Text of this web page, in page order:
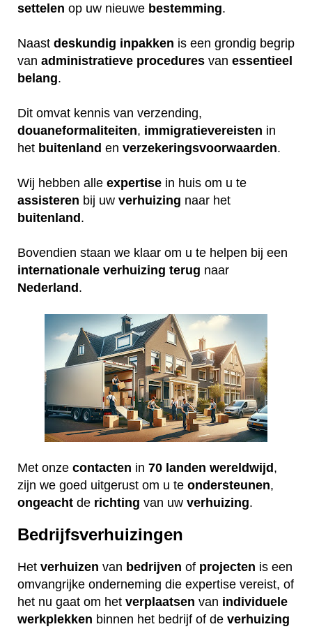
settelen op uw nieuwe bestemming.
Naast deskundig inpakken is een grondig begrip
van administratieve procedures van essentieel
belang.
Dit omvat kennis van verzending,
douaneformaliteiten, immigratievereisten in
het buitenland en verzekeringsvoorwaarden.
Wij hebben alle expertise in huis om u te
assisteren bij uw verhuizing naar het
buitenland.
Bovendien staan we klaar om u te helpen bij een
internationale verhuizing terug naar
Nederland.
Met onze contacten in 70 landen wereldwijd,
zijn we goed uitgerust om u te ondersteunen,
ongeacht de richting van uw verhuizing.
Bedrijfsverhuizingen
Het verhuizen van bedrijven of projecten is een
omvangrijke onderneming die expertise vereist, of
het nu gaat om het verplaatsen van individuele
werkplekken binnen het bedrijf of de verhuizing